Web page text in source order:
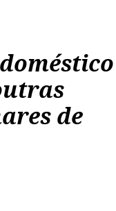
de